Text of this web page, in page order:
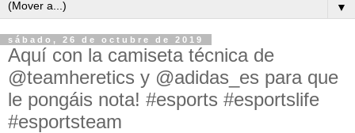
▼
sábado, 26 de octubre de 2019
Aquí con la camiseta técnica de
@teamheretics y @adidas_es para que
le pongáis nota! #esports #esportslife
#esportsteam